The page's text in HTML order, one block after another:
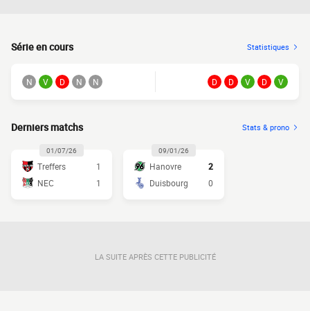
Série en cours Statistiques
N V D N N D D V D V
Derniers matchs Stats & prono
01/07/26
Treffers
1
NEC
1
09/01/26
Hanovre
2
Duisbourg
0
LA SUITE APRÈS CETTE PUBLICITÉ